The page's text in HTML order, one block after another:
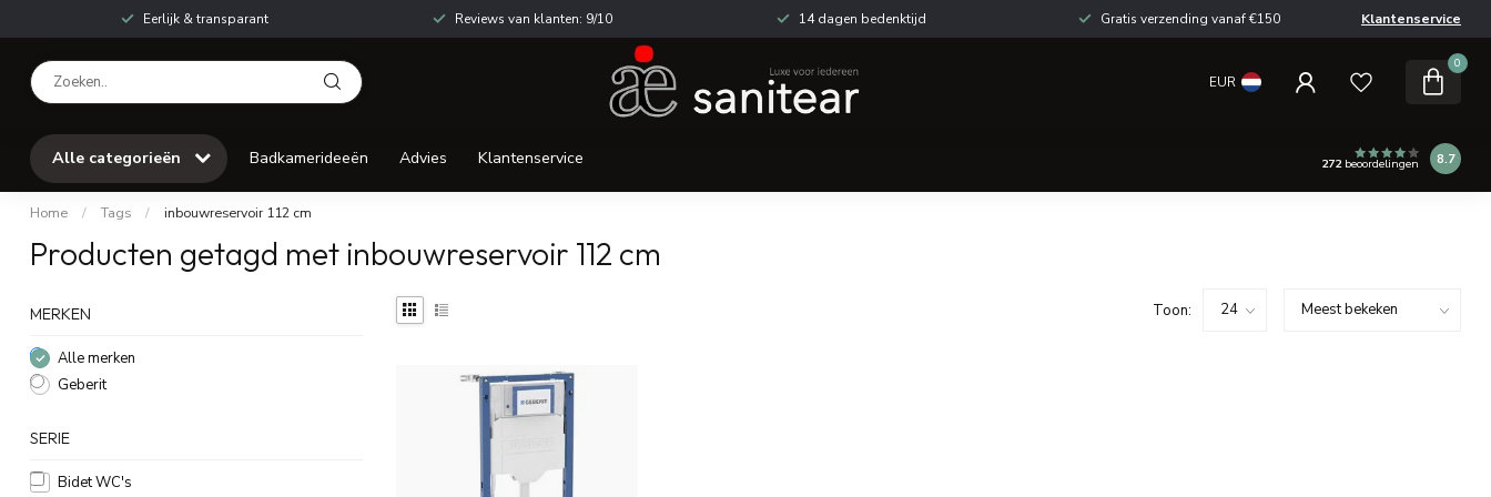
Eerlijk & transparant Reviews van klanten: 9/10 14 dagen bedenktijd Gratis verzending vanaf €150 Klantenservice
EUR
0
Alle categorieën Badkamerideeën Advies Klantenservice 272beoordelingen 8.7
Home / Tags / inbouwreservoir 112 cm
Producten getagd met inbouwreservoir 112 cm
MERKEN
Alle merken
Geberit
SERIE
Bidet WC's
Toon: